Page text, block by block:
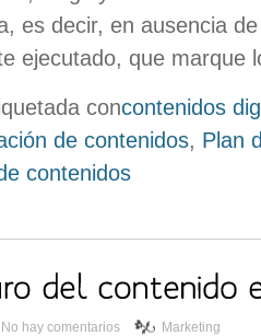
es decir, en ausencia
ejecutado, que marque
concontenidos
de contenidos, Plan
contenidos
No hay comentarios Marketing